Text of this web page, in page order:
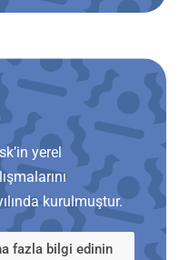
yerel
kurulmuştur.
fazla bilgi edinin